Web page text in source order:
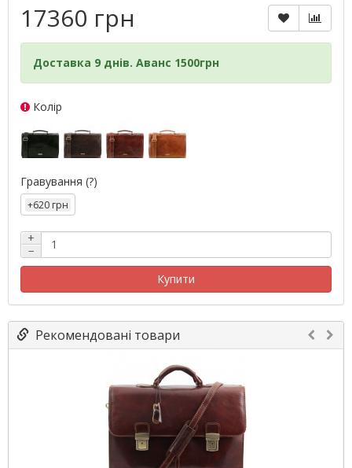
17360 грн
Доставка 9 днів. Аванс 1500грн
Колір
Гравування (?)
+620 грн
+
−
Купити
Рекомендовані товари